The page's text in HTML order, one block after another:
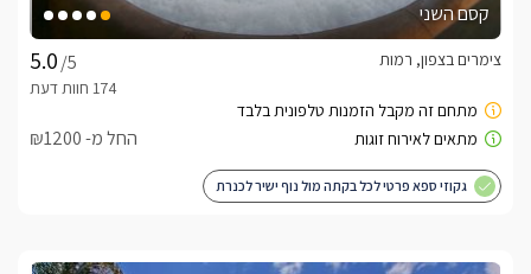
קסם השני
/5
צימרים בצפון, רמות
החל מ- ₪1200
גקוזי ספא פרטי לכל בקתה מול נוף ישיר לכנרת